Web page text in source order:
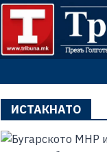
ИСТАКНАТО